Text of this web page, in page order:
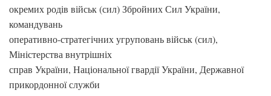
окремих родів військ (сил) Збройних Сил України,
командувань
оперативно-стратегічних угруповань військ (сил),
Міністерства внутрішніх
справ України, Національної гвардії України, Державної
прикордонної служби